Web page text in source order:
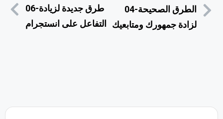
06-طرق جديدة لزيادة
التفاعل على انستجرام
04-الطرق الصحيحة
لزادة جمهورك ومتابعيك